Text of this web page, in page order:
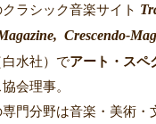
ラシック音楽サイト
Crescendo-
白水社）でアート・スペ
会理事。
門分野は音楽・美術・